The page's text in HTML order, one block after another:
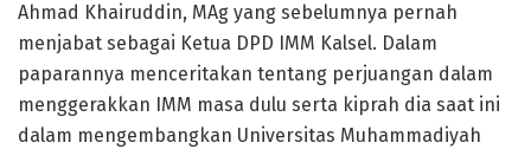
Ahmad Khairuddin, MAg yang sebelumnya pernah
menjabat sebagai Ketua DPD IMM Kalsel. Dalam
paparannya menceritakan tentang perjuangan dalam
menggerakkan IMM masa dulu serta kiprah dia saat ini
dalam mengembangkan Universitas Muhammadiyah